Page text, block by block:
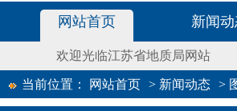
网站首页 新闻动
欢迎光临江苏省地质局网站
当前位置： 网站首页 > 新闻动态 >